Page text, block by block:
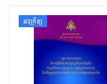
អនុក្រឹត្យ